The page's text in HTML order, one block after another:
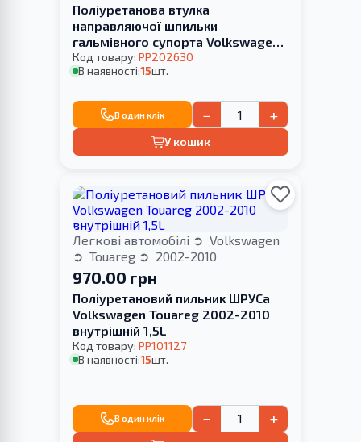
Поліуретанова втулка
направляючої шпильки
гальмівного супорта Volkswagen
Touareg 2002-2010
Код товару: PP202630
В наявності:15шт.
В один клік − +
У кошик
Легкові автомобілі
Volkswagen
Touareg
2002-2010
970.00 грн
Поліуретановий пильник ШРУСа
Volkswagen Touareg 2002-2010
внутрішній 1,5L
Код товару: PP101127
В наявності:15шт.
В один клік − +